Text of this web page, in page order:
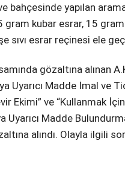
bahçesinde yapılan
gram kubar esrar, 15
sıvı esrar reçinesi ele
gözaltına alınan
Uyarıcı Madde İmal ve
Ekimi” ve “Kullanmak İçin
Uyarıcı Madde
alındı. Olayla ilgili